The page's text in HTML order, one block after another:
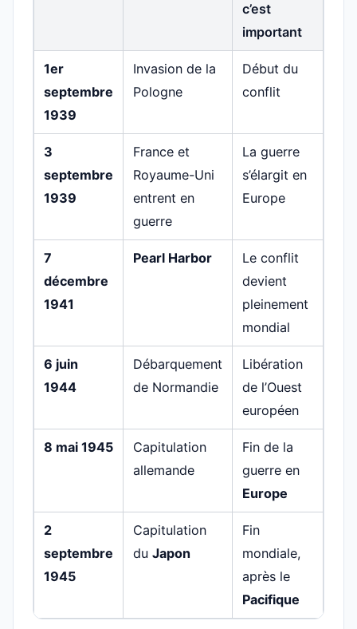
c’est
important
1er
septembre
1939
Invasion de la
Pologne
Début du
conflit
3
septembre
1939
France et
Royaume-Uni
entrent en
guerre
La guerre
s’élargit en
Europe
7
décembre
1941
Pearl Harbor
Le conflit
devient
pleinement
mondial
6 juin
1944
Débarquement
de Normandie
Libération
de l’Ouest
européen
8 mai 1945
Capitulation
allemande
Fin de la
guerre en
Europe
2
septembre
1945
Capitulation
du Japon
Fin
mondiale,
après le
Pacifique